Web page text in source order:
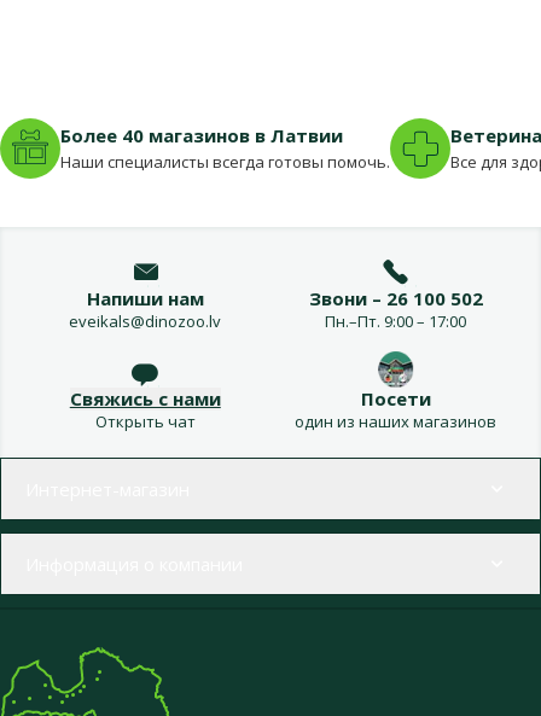
Более 40 магазинов в Латвии
Наши специалисты всегда готовы помочь. Все для
Напиши нам
eveikals@dinozoo.lv
Звони – 26 100 502
Пн.–Пт. 9:00 – 17:00
Свяжись с нами
Открыть чат
Посети
один из наших магазинов